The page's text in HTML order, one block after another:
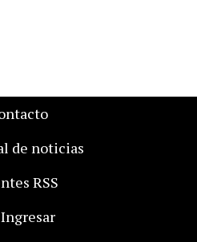
de noticias
RSS
Ingresar